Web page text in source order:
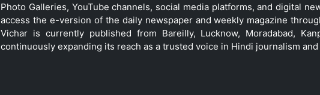
Photo Galleries, YouTube channels, social media platforms, and digital
access the e-version of the daily newspaper and weekly magazine
Vichar is currently published from Bareilly, Lucknow, Moradabad,
continuously expanding its reach as a trusted voice in Hindi journalism